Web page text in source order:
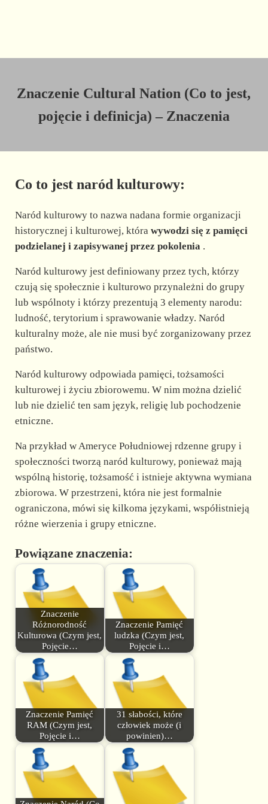
Znaczenie Cultural Nation (Co to jest,
pojęcie i definicja) – Znaczenia
Co to jest naród kulturowy:
Naród kulturowy to nazwa nadana formie organizacji
historycznej i kulturowej, która wywodzi się z pamięci
podzielanej i zapisywanej przez pokolenia.
Naród kulturowy jest definiowany przez tych, którzy
czują się społecznie i kulturowo przynależni do grupy
lub wspólnoty i którzy prezentują 3 elementy narodu:
ludność, terytorium i sprawowanie władzy. Naród
kulturalny może, ale nie musi być zorganizowany przez
państwo.
Naród kulturowy odpowiada pamięci, tożsamości
kulturowej i życiu zbiorowemu. W nim można dzielić
lub nie dzielić ten sam język, religię lub pochodzenie
etniczne.
Na przykład w Ameryce Południowej rdzenne grupy i
społeczności tworzą naród kulturowy, ponieważ mają
wspólną historię, tożsamość i istnieje aktywna wymiana
zbiorowa. W przestrzeni, która nie jest formalnie
ograniczona, mówi się kilkoma językami, współistnieją
różne wierzenia i grupy etniczne.
Powiązane znaczenia:
Znaczenie
Różnorodność
Kulturowa (Czym jest,
Pojęcie…
Znaczenie Pamięć
ludzka (Czym jest,
Pojęcie i…
Znaczenie Pamięć
RAM (Czym jest,
Pojęcie i…
31 słabości, które
człowiek może (i
powinien)…